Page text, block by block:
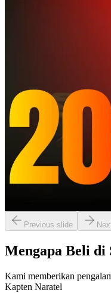
Rp150.000
Berlangganan
+ Instalasi
Beli Sekarang
Paket 200 Mbps
Rp
250.000
Berlangganan+ Instalasi
Previous slide
Mengapa Beli di
Kami memberikan
Kapten Naratel